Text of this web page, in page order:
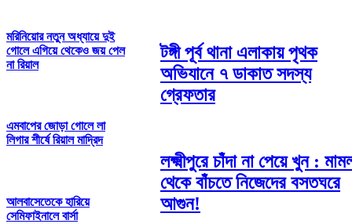
মরিনিয়োর নতুন অধ্যায়ে দুই
গোলে এগিয়ে থেকেও জয় পেল
না রিয়াল
এমবাপের জোড়া গোলে লা
লিগার শীর্ষে রিয়াল মাদ্রিদ
আলবাসেতেকে হারিয়ে
সেমিফাইনালে বার্সা
টঙ্গী পূর্ব থানা এলাকায় পৃথক
অভিযানে ৭ ডাকাত সদস্য
গ্রেফতার
লক্ষ্মীপুরে চাঁদা না পেয়ে খুন :
থেকে বাঁচতে নিজেদের বসতঘরে
আগুন!